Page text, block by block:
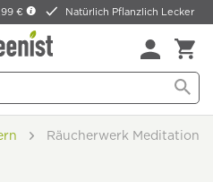
€ Natürlich Pflanzlich Lecker
Räucherwerk Meditation